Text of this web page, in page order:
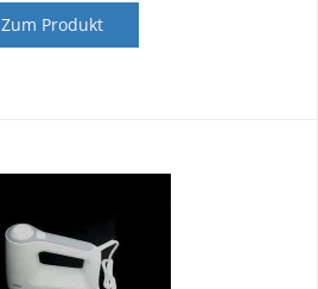
Zum Produkt